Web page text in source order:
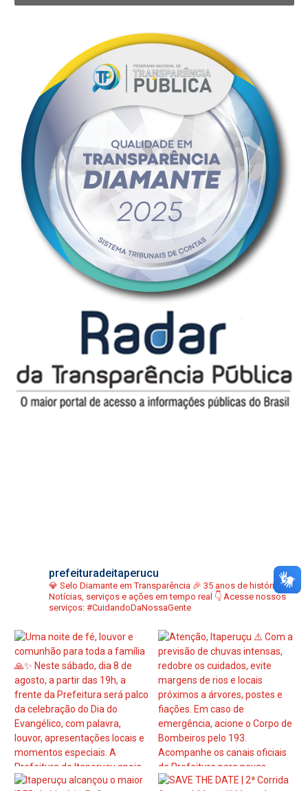
prefeituradeitaperucu
💎 Selo Diamante em Transparência 🎉 35 anos de história
📢
Notícias, serviços e ações em tempo real 👇 Acesse nossos
serviços: #CuidandoDaNossaGente